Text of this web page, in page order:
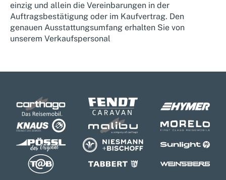
einzig und allein die Vereinbarungen in der
Auftragsbestätigung oder im Kaufvertrag. Den
genauen Ausstattungsumfang erhalten Sie von
unserem Verkaufspersonal